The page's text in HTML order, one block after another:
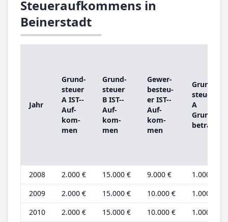
Steueraufkommens in
Beinerstadt
Jahr
Grund­
steu­er
A IST-­
Auf­
kom­
men
Grund­
steu­er
B IST-­
Auf­
kom­
men
Ge­wer­
be­steu­
er IST-­
Auf­
kom­
men
Grund­
steu­er
A
Grund­
be­trag
2008 2.000 € 15.000 € 9.000 €
1.000 €
2009
2.000 € 15.000 € 10.000 €
1.000 €
2010
2.000 € 15.000 € 10.000 €
1.000 €